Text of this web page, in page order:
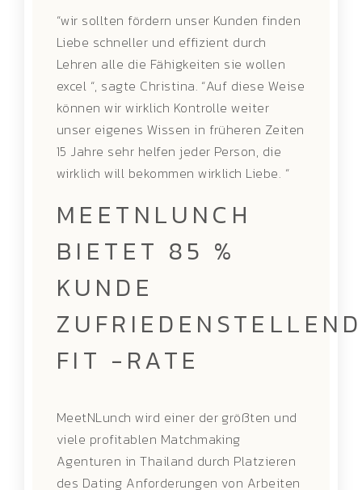
“wir sollten fördern unser Kunden finden
Liebe schneller und effizient durch
Lehren alle die Fähigkeiten sie wollen
excel “, sagte Christina. “Auf diese Weise
können wir wirklich Kontrolle weiter
unser eigenes Wissen in früheren Zeiten
15 Jahre sehr helfen jeder Person, die
wirklich will bekommen wirklich Liebe. “
MEETNLUNCH
BIETET 85 %
KUNDE
FIT -RATE
MeetNLunch wird einer der größten und
viele profitablen Matchmaking
Agenturen in Thailand durch Platzieren
des Dating Anforderungen von Arbeiten